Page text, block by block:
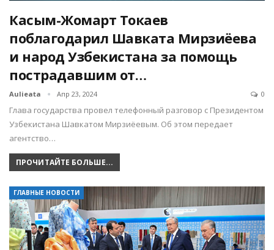
Касым-Жомарт Токаев
поблагодарил Шавката Мирзиёева
и народ Узбекистана за помощь
пострадавшим от…
Aulieata Апр 23, 2024 0
Глава государства провел телефонный разговор с Президентом
Узбекистана Шавкатом Мирзиёевым. Об этом передает
агентство…
ПРОЧИТАЙТЕ БОЛЬШЕ...
ГЛАВНЫЕ НОВОСТИ